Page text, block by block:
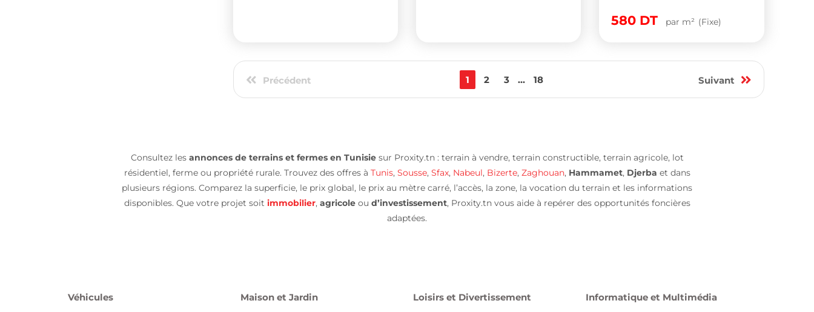
580 DT par m² (Fixe)
Précédent 1 2 3 ... 18 Suivant
Consultez les annonces de terrains et fermes en Tunisiesur Proxity.tn : terrain à vendre, terrain constructible, terrain agricole, lot
résidentiel, ferme ou propriété rurale. Trouvez des offres à Tunis, Sousse, Sfax, Nabeul, Bizerte, Zaghouan, Hammamet, Djerba et dans
plusieurs régions. Comparez la superficie, le prix global, le prix au mètre carré, l’accès, la zone, la vocation du terrain et les informations
disponibles. Que votre projet soit immobilier, agricoleou d’investissement, Proxity.tn vous aide à repérer des opportunités foncières
adaptées.
Véhicules
Maison et Jardin
Loisirs et Divertissement
Informatique et Multimédia